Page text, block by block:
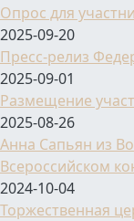
Опрос для
2025-09-20
Пресс-релиз
2025-09-01
Размещение
2025-08-26
Анна Сапьян из
Всероссийском
2024-10-04
Торжественная